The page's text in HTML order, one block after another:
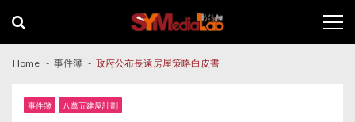
navigation
content
Home 事件簿 政府公布長遠房屋策略白皮書
事件簿 八萬五建屋計劃